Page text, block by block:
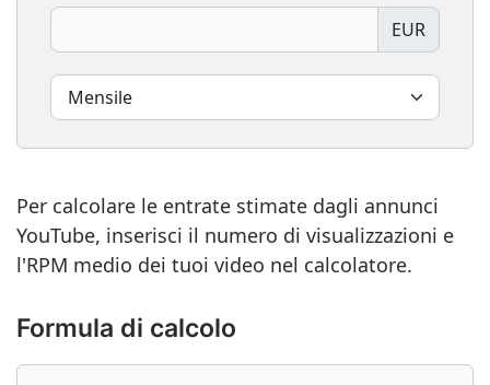
EUR
Per calcolare le entrate stimate dagli annunci
YouTube, inserisci il numero di visualizzazioni e
l'RPM medio dei tuoi video nel calcolatore.
Formula di calcolo